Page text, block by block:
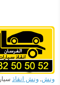
ونش,ونش انقاذ